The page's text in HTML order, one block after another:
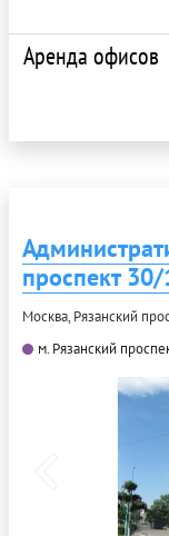
Аренда офисов
проспект
Москва, Рязанский
м. Рязанский